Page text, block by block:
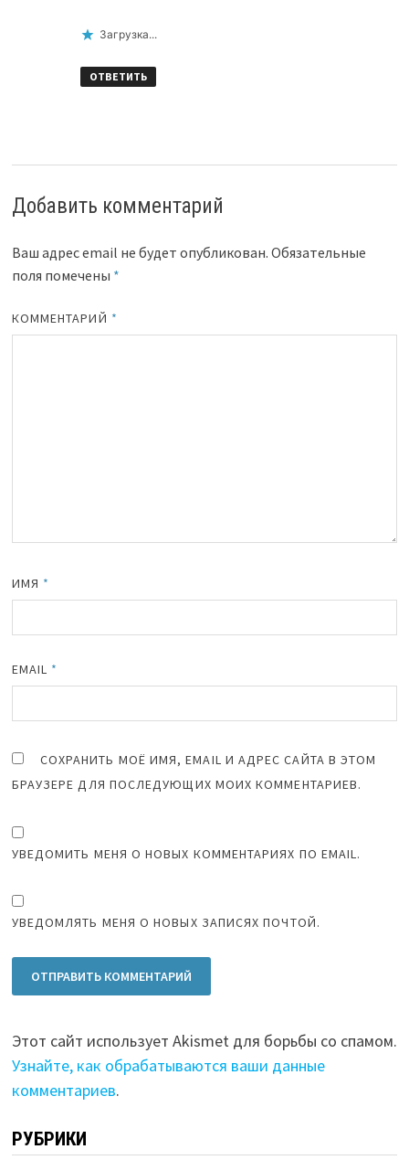
Загрузка...
ОТВЕТИТЬ
Добавить комментарий
Ваш адрес email не будет опубликован. Обязательные
поля помечены *
КОММЕНТАРИЙ *
ИМЯ *
EMAIL *
СОХРАНИТЬ МОЁ ИМЯ, EMAIL И АДРЕС САЙТА В ЭТОМ
БРАУЗЕРЕ ДЛЯ ПОСЛЕДУЮЩИХ МОИХ КОММЕНТАРИЕВ.
УВЕДОМИТЬ МЕНЯ О НОВЫХ КОММЕНТАРИЯХ ПО EMAIL.
УВЕДОМЛЯТЬ МЕНЯ О НОВЫХ ЗАПИСЯХ ПОЧТОЙ.
Этот сайт использует Akismet для борьбы со спамом.
Узнайте, как обрабатываются ваши данные
комментариев.
РУБРИКИ